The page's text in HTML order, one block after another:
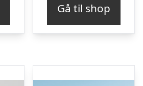
Gå til shop